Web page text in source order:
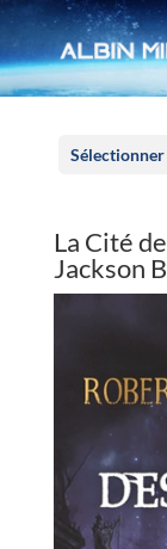
Sélectionner
La Cité
Jackson
Panneau de gestion